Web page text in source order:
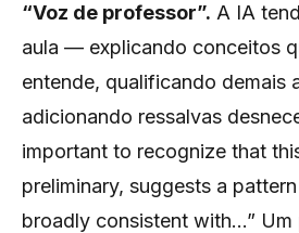
“Voz de professor”. A IA
aula — explicando conceitos
entende, qualificando demais
adicionando ressalvas
important to recognize that
preliminary, suggests a
broadly consistent with...”